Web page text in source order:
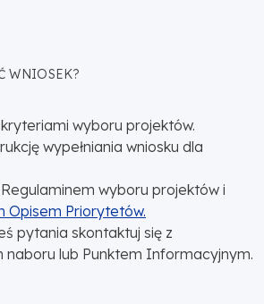
WNIOSEK?
wyboru projektów.
wypełniania wniosku dla
wyboru projektów i
Opisem Priorytetów.
pytania skontaktuj się z
naboru lub Punktem Informacyjnym.